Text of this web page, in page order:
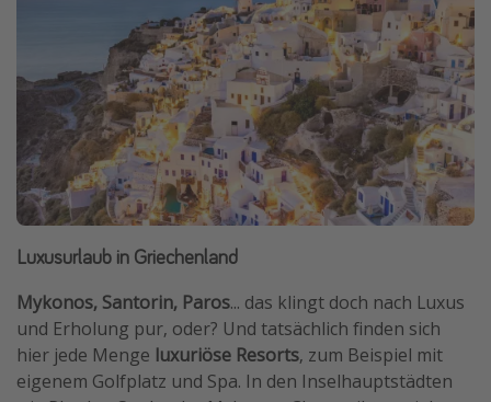
Luxusurlaub in Griechenland
Mykonos, Santorin, Paros... das klingt doch nach Luxus
und Erholung pur, oder? Und tatsächlich finden sich
hier jede Menge luxuriöse Resorts, zum Beispiel mit
eigenem Golfplatz und Spa. In den Inselhauptstädten